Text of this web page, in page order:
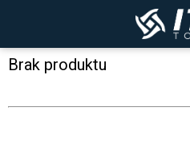
Brak produktu